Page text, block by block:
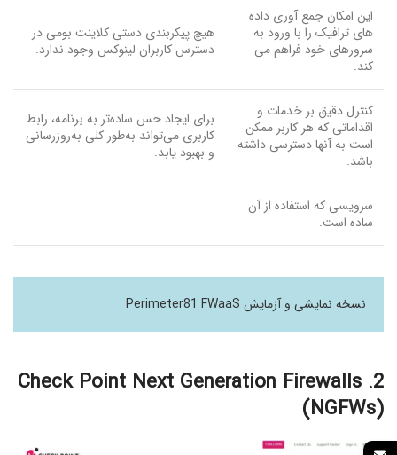
این امکان جمع آوری داده
های ترافیک را با ورود به
سرورهای خود فراهم می
کند.
هیچ پیکربندی دستی کلاینت بومی در
دسترس کاربران لینوکس وجود ندارد.
کنترل دقیق بر خدمات و
اقداماتی که هر کاربر ممکن
است به آنها دسترسی داشته
باشد.
برای ایجاد حس ساده‌تر به برنامه، رابط
کاربری می‌تواند به‌طور کلی به‌روزرسانی
و بهبود یابد.
سرویسی که استفاده از آن
ساده است.
نسخه نمایشی و آزمایش Perimeter81 FWaaS
2. Check Point Next Generation Firewalls
(NGFWs)